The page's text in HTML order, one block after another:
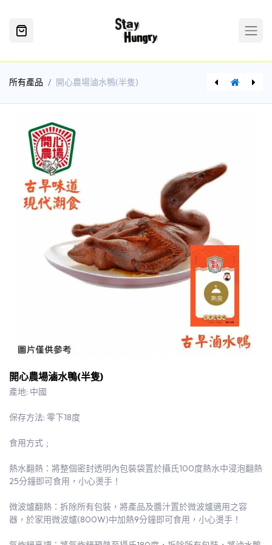
所有產品 開心農場滷水鴨(半隻)
開心農場滷水鴨(半隻)
產地: 中國
保存方法: 零下18度
食用方式﹔
熱水翻熱：將整個密封透明內包裝袋置於攝氏100度熱水中浸泡翻熱
25分鐘即可食用，小心燙手！
微波爐翻熱：拆除所有包裝，將產品及醬汁置於微波爐適用之容
器，於家用微波爐(800W)中加熱9分鐘即可食用，小心燙手！